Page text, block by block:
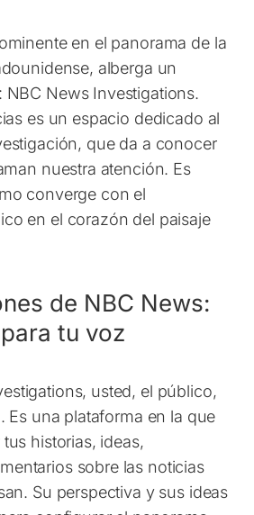
en el panorama de la
alberga un
News Investigations.
es un espacio dedicado al
que da a conocer
nuestra atención. Es
converge con el
en el corazón del paisaje
de NBC News:
tu voz
usted, el público,
Es una plataforma en la que
historias, ideas,
sobre las noticias
Su perspectiva y sus ideas